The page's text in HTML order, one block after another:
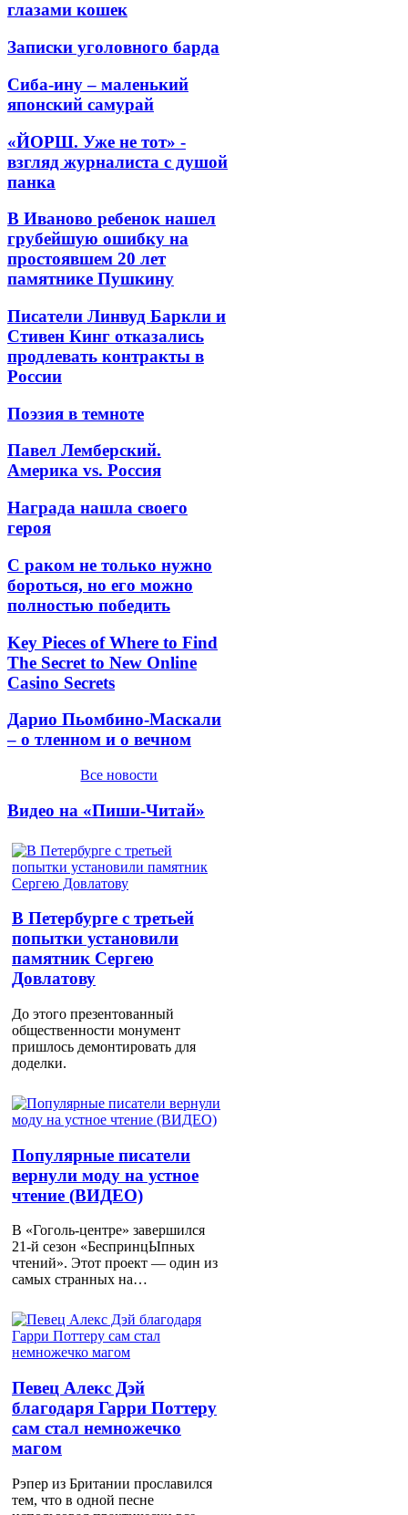
глазами кошек
Записки уголовного барда
Сиба-ину – маленький
японский самурай
«ЙОРШ. Уже не тот» -
взгляд журналиста с душой
панка
В Иваново ребенок нашел
грубейшую ошибку на
простоявшем 20 лет
памятнике Пушкину
Писатели Линвуд Баркли и
Стивен Кинг отказались
продлевать контракты в
России
Поэзия в темноте
Павел Лемберский.
Америка vs. Россия
Награда нашла своего
героя
С раком не только нужно
бороться, но его можно
полностью победить
Key Pieces of Where to Find
The Secret to New Online
Casino Secrets
Дарио Пьомбино-Маскали
– о тленном и о вечном
Все новости
Видео на «Пиши-Читай»
В Петербурге с третьей
попытки установили
памятник Сергею
Довлатову
До этого презентованный
общественности монумент
пришлось демонтировать для
доделки.
Популярные писатели
вернули моду на устное
чтение (ВИДЕО)
В «Гоголь-центре» завершился
21-й сезон «БеспринцЫпных
чтений». Этот проект — один из
самых странных на…
Певец Алекс Дэй
благодаря Гарри Поттеру
сам стал немножечко
магом
Рэпер из Британии прославился
тем, что в одной песне